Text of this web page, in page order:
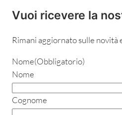
Vuoi ricevere la
Rimani aggiornato sulle novità
Nome(Obbligatorio)
Nome
Cognome